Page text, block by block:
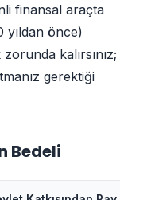
finansal araçta
yıldan önce)
kalırsınız;
gerektiği
Bedeli